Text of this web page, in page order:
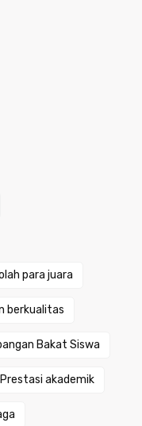
para juara
berkualitas
Bakat Siswa
Prestasi akademik